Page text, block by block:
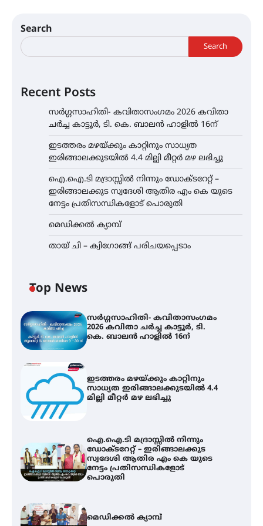
Search
Search
Recent Posts
സർഗ്ഗസാഹിതി- കവിതാസംഗമം 2026 കവിതാ
ചർച്ച കാട്ടൂർ, ടി. കെ. ബാലൻ ഹാളിൽ 16ന്
ഇടത്തരം മഴയ്ക്കും കാറ്റിനും സാധ്യത
ഇരിങ്ങാലക്കുടയിൽ 4.4 മില്ലി മീറ്റർ മഴ ലഭിച്ചു
ഐ.ഐ.ടി മദ്രാസ്സിൽ നിന്നും ഡോക്ടറേറ്റ് –
ഇരിങ്ങാലക്കുട സ്വദേശി ആതിര എം കെ യുടെ
നേട്ടം പ്രതിസന്ധികളോട് പൊരുതി
മെഡിക്കൽ ക്യാമ്പ്
തായ് ചി – ക്വിഗോങ്ങ് പരിചയപ്പെടാം
Top News
സർഗ്ഗസാഹിതി- കവിതാസംഗമം
2026 കവിതാ ചർച്ച കാട്ടൂർ, ടി.
കെ. ബാലൻ ഹാളിൽ 16ന്
ഇടത്തരം മഴയ്ക്കും കാറ്റിനും
സാധ്യത ഇരിങ്ങാലക്കുടയിൽ 4.4
മില്ലി മീറ്റർ മഴ ലഭിച്ചു
ഐ.ഐ.ടി മദ്രാസ്സിൽ നിന്നും
ഡോക്ടറേറ്റ് – ഇരിങ്ങാലക്കുട
സ്വദേശി ആതിര എം കെ യുടെ
നേട്ടം പ്രതിസന്ധികളോട്
പൊരുതി
മെഡിക്കൽ ക്യാമ്പ്